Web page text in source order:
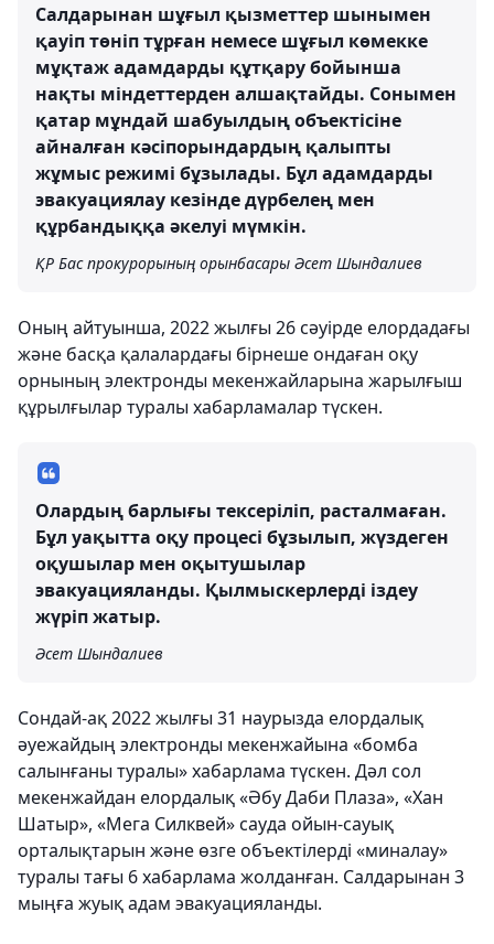
Салдарынан шұғыл қызметтер шынымен
қауіп төніп тұрған немесе шұғыл көмекке
мұқтаж адамдарды құтқару бойынша
нақты міндеттерден алшақтайды. Сонымен
қатар мұндай шабуылдың объектісіне
айналған кәсіпорындардың қалыпты
жұмыс режимі бұзылады. Бұл адамдарды
эвакуациялау кезінде дүрбелең мен
құрбандыққа әкелуі мүмкін.
ҚР Бас прокурорының орынбасары Әсет Шындалиев
Оның айтуынша, 2022 жылғы 26 сәуірде елордадағы
және басқа қалалардағы бірнеше ондаған оқу
орнының электронды мекенжайларына жарылғыш
құрылғылар туралы хабарламалар түскен.
Олардың барлығы тексеріліп, расталмаған.
Бұл уақытта оқу процесі бұзылып, жүздеген
оқушылар мен оқытушылар
эвакуацияланды. Қылмыскерлерді іздеу
жүріп жатыр.
Әсет Шындалиев
Сондай-ақ 2022 жылғы 31 наурызда елордалық
әуежайдың электронды мекенжайына «бомба
салынғаны туралы» хабарлама түскен. Дәл сол
мекенжайдан елордалық «Әбу Даби Плаза», «Хан
Шатыр», «Мега Силквей» сауда ойын-сауық
орталықтарын және өзге объектілерді «миналау»
туралы тағы 6 хабарлама жолданған. Салдарынан 3
мыңға жуық адам эвакуацияланды.